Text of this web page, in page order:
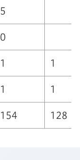
5
0
1 1
1 1
154 128